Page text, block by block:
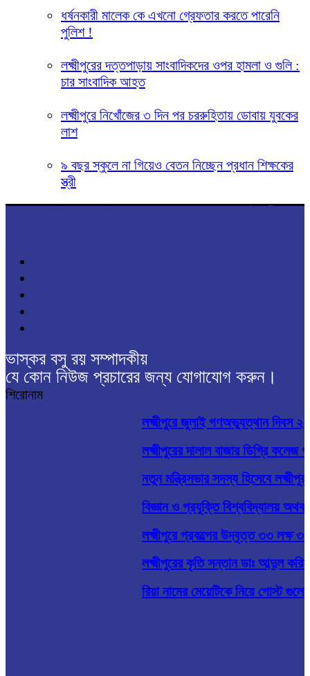
ধর্ষনকারী মালেক কে এখনো গ্রেফতার করতে পারেনি
পুলিশ !
লক্ষ্মীপুরের দত্তপাড়ায় সাংবাদিকদের ওপর হামলা ও গুলি :
চার সাংবাদিক আহত
লক্ষ্মীপুরে নিখোঁজের ৩ দিন পর চররুহিতায় ডোবায় যুবকের
লাশ
৯ বছর স্কুলে না গিয়েও বেতন নিচ্ছেন প্রধান শিক্ষকের
স্ত্রী
ভাস্কর বসু রয় সম্পাদকীয়
যে কোন নিউজ প্রচারের জন্য যোগাযোগ করুন।
শিরোনাম
লক্ষ্মীপুরে জুলাই গণঅভ্যুত্থান দিবস
লক্ষ্মীপুরের দালাল বাজার ডিগ্রি কলেজ
নতুন মন্ত্রিসভার সদস্য হিসেবে
বিজ্ঞান ও প্রযুক্তি বিশ্ববিদ্যালয়
লক্ষ্মীপুরে প্রকল্পের উদ্বৃত্ত ৩৩ লক্ষ ৩
লক্ষ্মীপুরের কৃতি সন্তান ডাঃ আব্দুল
রিয়া নামের মেয়েটিকে নিয়ে পোস্ট